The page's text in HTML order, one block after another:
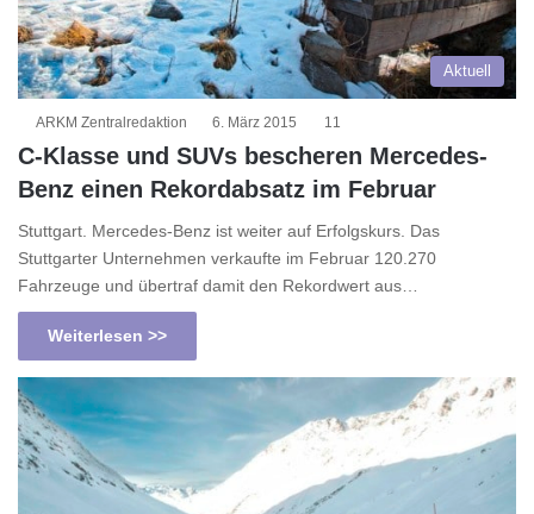
Aktuell
ARKM Zentralredaktion 6. März 2015 11
C-Klasse und SUVs bescheren Mercedes-
Benz einen Rekordabsatz im Februar
Stuttgart. Mercedes-Benz ist weiter auf Erfolgskurs. Das
Stuttgarter Unternehmen verkaufte im Februar 120.270
Fahrzeuge und übertraf damit den Rekordwert aus…
Weiterlesen >>